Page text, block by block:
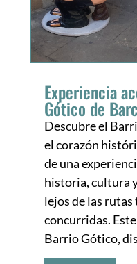
Experiencia
Gótico de
Descubre el
el corazón
de una
historia, cultura
lejos de las
concurridas.
Barrio Gótico,